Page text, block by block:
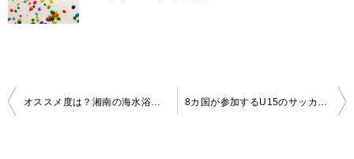
投
稿
オススメ度は？湘南の海水浴場を徹底解剖！【藤沢・茅ヶ崎・平塚・大磯編】 8カ国が参加するU15のサッカー大会「ONE NATION CUP 2018」が湘南で初開催